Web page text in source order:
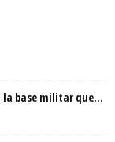
la base militar que...